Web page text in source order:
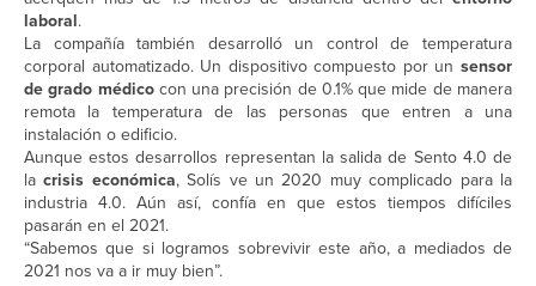
laboral.
La compañía también desarrolló un control de temperatura
corporal automatizado. Un dispositivo compuesto por un sensor
de grado médicocon una precisión de 0.1% que mide de manera
remota la temperatura de las personas que entren a una
instalación o edificio.
Aunque estos desarrollos representan la salida de Sento 4.0 de
lacrisis económica, Solís ve un 2020 muy complicado para la
industria 4.0. Aún así, confía en que estos tiempos difíciles
pasarán en el 2021.
“Sabemos que si logramos sobrevivir este año, a mediados de
2021 nos va a ir muy bien”.